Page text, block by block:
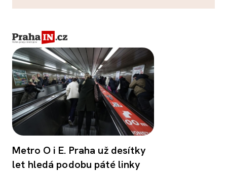
Metro O i E. Praha už desítky
let hledá podobu páté linky